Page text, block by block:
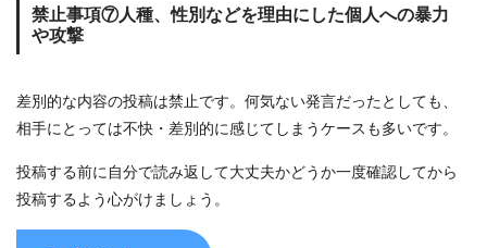
禁止事項⑦人種、性別などを理由にした個人への暴力
や攻撃
差別的な内容の投稿は禁止です。何気ない発言だったとしても、
相手にとっては不快・差別的に感じてしまうケースも多いです。
投稿する前に自分で読み返して大丈夫かどうか一度確認してから
投稿するよう心がけましょう。